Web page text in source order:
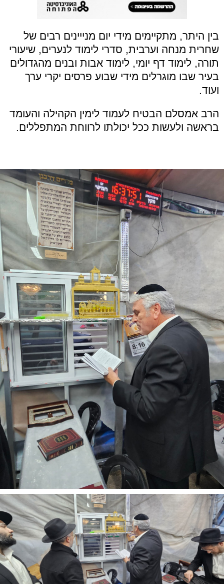
בין היתר, מתקיימים מידי יום מנייינים רבים של
שחרית מנחה וערבית, סדרי לימוד לנערים, שיעורי
תורה, לימוד דף יומי, לימוד אבות ובנים מהגדולים
בעיר שבו מוגרלים מידי שבוע פרסים יקרי ערך
ועוד.
הרב אמסלם הבטיח לעמוד לימין הקהילה והעומד
בראשה ולעשות ככל יכולתו לרווחת המתפללים.